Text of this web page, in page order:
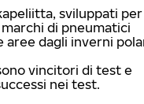
sviluppati
di pneumatici
aree dagli inverni
vincitori di test e
nei test.